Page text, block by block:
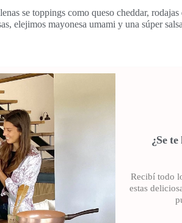
se toppings como queso cheddar, rodajas
elejimos mayonesa umami y una súper
¿Se
Recibí todo
estas